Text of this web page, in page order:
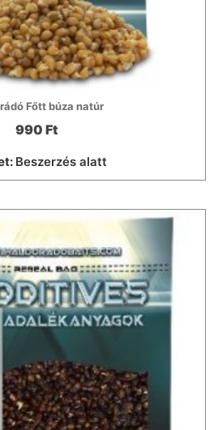
Főtt búza natúr
990 Ft
Beszerzés alatt